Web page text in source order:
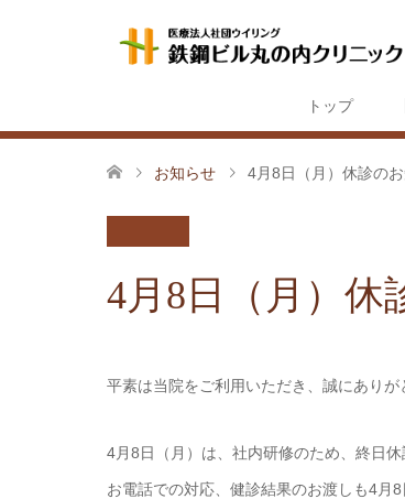
トップ
お知らせ 4月8日（月）休診の
4月8日（月）休
平素は当院をご利用いただき、誠にありが
4月8日（月）は、社内研修のため、終日休
お電話での対応、健診結果のお渡しも4月